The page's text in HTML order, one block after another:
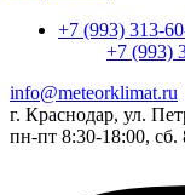
+7 (993) 313-
+7 (993)
info@meteorklimat.ru
г. Краснодар, ул.
пн-пт 8:30-18:00,